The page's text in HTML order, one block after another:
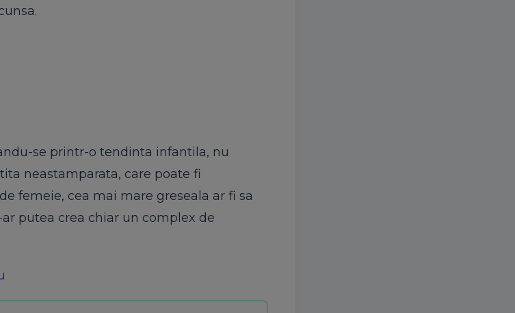
se printr-o tendinta infantila, nu
neastamparata, care poate fi
femeie, cea mai mare greseala ar fi sa
putea crea chiar un complex de